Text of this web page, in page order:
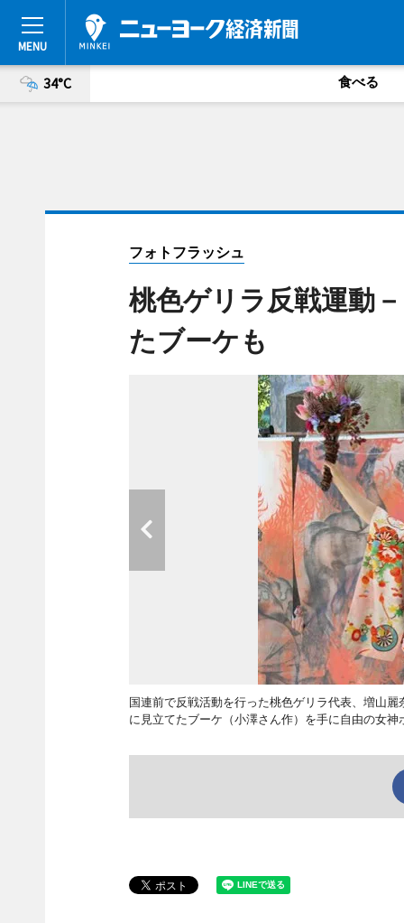
34°C 食べる
フォトフラッシュ
桃色ゲリラ反戦運動
たブーケも
国連前で反戦活動を行った桃色ゲリラ代表、増山
に見立てたブーケ（小澤さん作）を手に自由の女神